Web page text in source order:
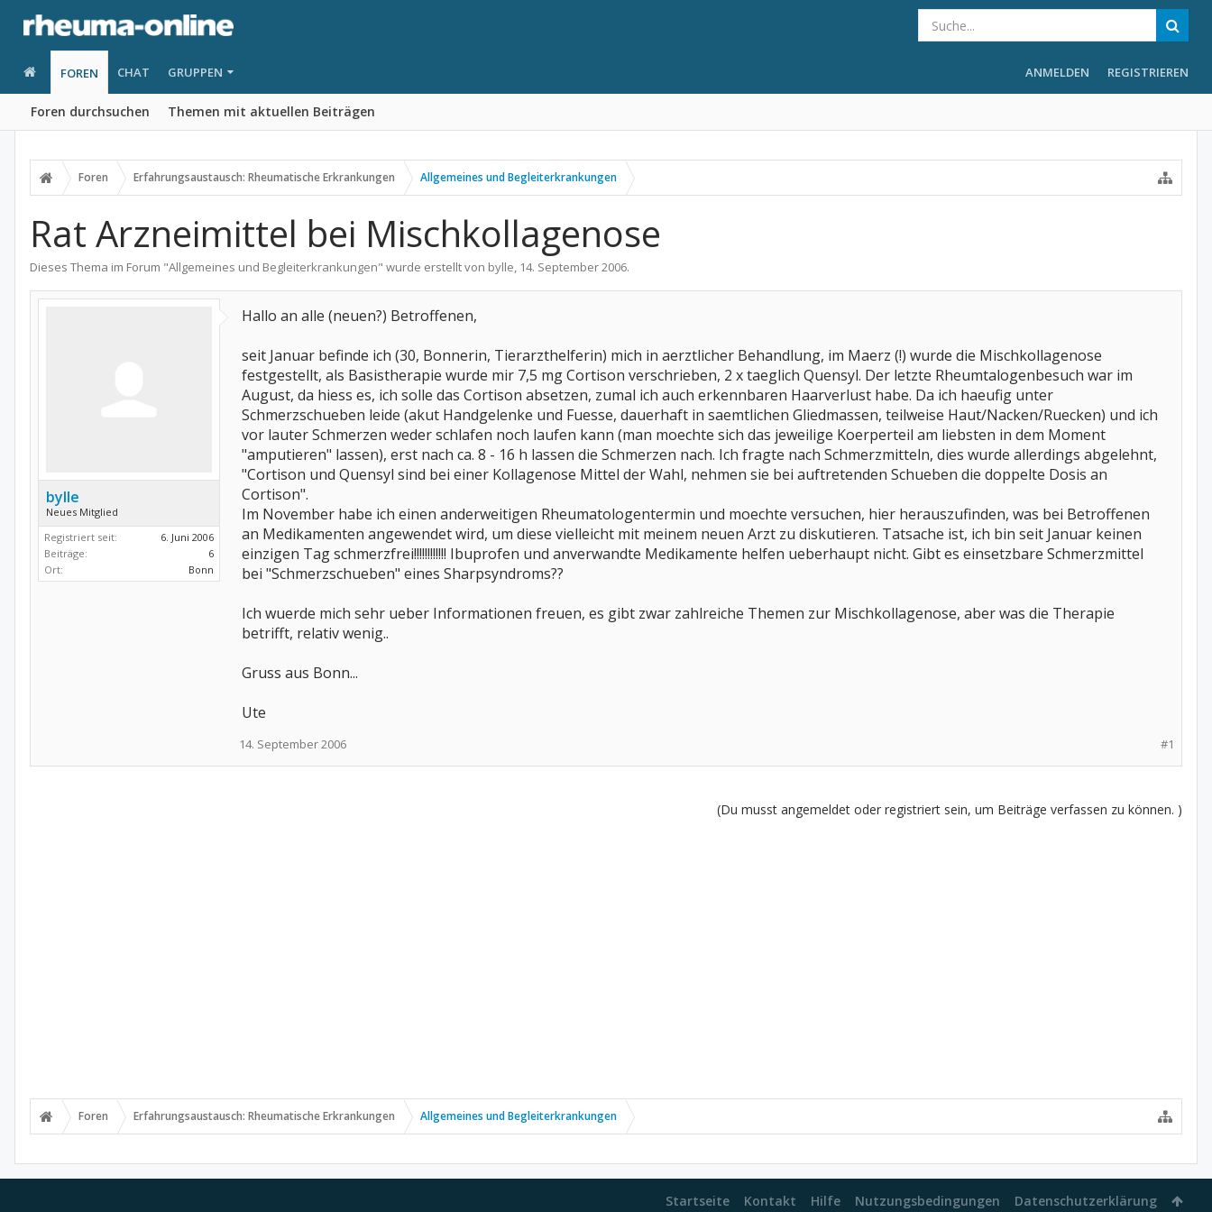
FOREN
Foren durchsuchen Themen mit aktuellen Beiträgen
CHAT GRUPPEN ANMELDEN REGISTRIEREN
Foren Erfahrungsaustausch: Rheumatische Erkrankungen Allgemeines und Begleiterkrankungen
Rat Arzneimittel bei Mischkollagenose
Dieses Thema im Forum "Allgemeines und Begleiterkrankungen" wurde erstellt von bylle, 14. September 2006.
bylle
Neues Mitglied
Registriert seit:
6. Juni 2006
Beiträge:
6
Ort:
Bonn
Hallo an alle (neuen?) Betroffenen,
seit Januar befinde ich (30, Bonnerin, Tierarzthelferin) mich in aerztlicher Behandlung, im Maerz (!) wurde die Mischkollagenose
festgestellt, als Basistherapie wurde mir 7,5 mg Cortison verschrieben, 2 x taeglich Quensyl. Der letzte Rheumtalogenbesuch war im
August, da hiess es, ich solle das Cortison absetzen, zumal ich auch erkennbaren Haarverlust habe. Da ich haeufig unter
Schmerzschueben leide (akut Handgelenke und Fuesse, dauerhaft in saemtlichen Gliedmassen, teilweise Haut/Nacken/Ruecken) und ich
vor lauter Schmerzen weder schlafen noch laufen kann (man moechte sich das jeweilige Koerperteil am liebsten in dem Moment
"amputieren" lassen), erst nach ca. 8 - 16 h lassen die Schmerzen nach. Ich fragte nach Schmerzmitteln, dies wurde allerdings abgelehnt,
"Cortison und Quensyl sind bei einer Kollagenose Mittel der Wahl, nehmen sie bei auftretenden Schueben die doppelte Dosis an
Cortison".
Im November habe ich einen anderweitigen Rheumatologentermin und moechte versuchen, hier herauszufinden, was bei Betroffenen
an Medikamenten angewendet wird, um diese vielleicht mit meinem neuen Arzt zu diskutieren. Tatsache ist, ich bin seit Januar keinen
einzigen Tag schmerzfrei!!!!!!!!!!!! Ibuprofen und anverwandte Medikamente helfen ueberhaupt nicht. Gibt es einsetzbare Schmerzmittel
bei "Schmerzschueben" eines Sharpsyndroms??
Ich wuerde mich sehr ueber Informationen freuen, es gibt zwar zahlreiche Themen zur Mischkollagenose, aber was die Therapie
betrifft, relativ wenig..
Gruss aus Bonn...
Ute
#1
14. September 2006
(Du musst angemeldet oder registriert sein, um Beiträge verfassen zu können. )
Foren Erfahrungsaustausch: Rheumatische Erkrankungen Allgemeines und Begleiterkrankungen
Startseite Kontakt Hilfe Nutzungsbedingungen Datenschutzerklärung